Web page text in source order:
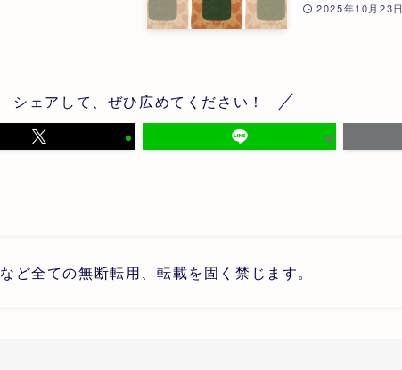
2025年10月23日
シェアして、ぜひ広めてください！
全ての無断転用、転載を固く禁じます。